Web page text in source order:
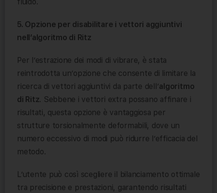
5. Opzione per disabilitare i vettori aggiuntivi
nell’algoritmo di Ritz
Per l’estrazione dei modi di vibrare, è stata
reintrodotta un’opzione che consente di limitare la
ricerca di vettori aggiuntivi da parte dell’algoritmo
di Ritz. Sebbene i vettori extra possano affinare i
risultati, questa opzione è vantaggiosa per
strutture torsionalmente deformabili, dove un
numero eccessivo di modi può ridurre l’efficacia del
metodo.
L’utente può così scegliere il bilanciamento ottimale
tra precisione e prestazioni, garantendo risultati